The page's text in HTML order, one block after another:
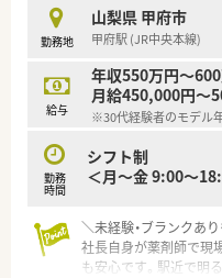
【法人特徴について】
■山梨県と長野県を中
店舗の新規出店を継続
す。
■地域のみなさまと医
とを理念に掲げ、調剤
す。
化と安全性の向上を追
います。
【職場環境と雰囲気】
■門前のドクターとの
どの連絡もスムーズに
勤務地
山梨県 甲府市
甲府駅 (JR中央本線)
給与
年収550万円～
月給450,000円～
※30代経験者のモデル
勤務
時間
シフト制
＜月～金 9:00～
＼未経験・ブランクあ
社長自身が薬剤師で現
も安心です。駅近で明